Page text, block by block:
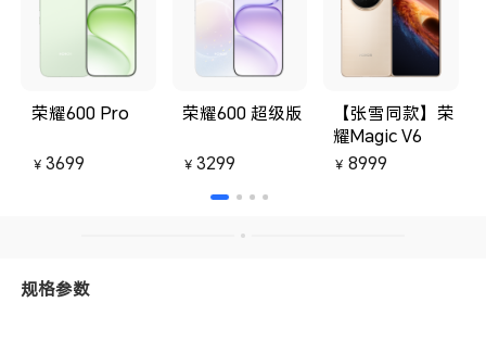
荣耀600 Pro
￥ 3699
荣耀600 超级版
￥ 3299
【张雪同款】荣
耀Magic V6
￥ 8999
规格参数